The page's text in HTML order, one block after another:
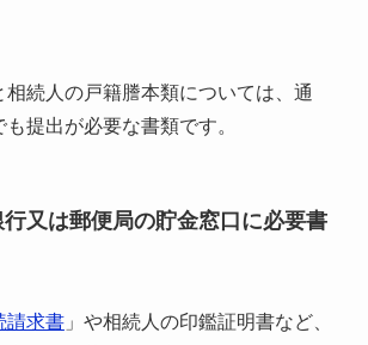
続人の戸籍謄本類については、 通
提出が必要な書類です。
行又は郵便局の貯金窓口に必要書
請求書」や相続人の印鑑証明書など、